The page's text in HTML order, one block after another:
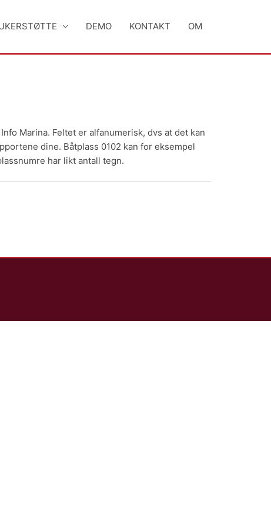
DEMO KONTAKT OM
Marina. Feltet er alfanumerisk, dvs at det kan
dine. Båtplass 0102 kan for eksempel
har likt antall tegn.